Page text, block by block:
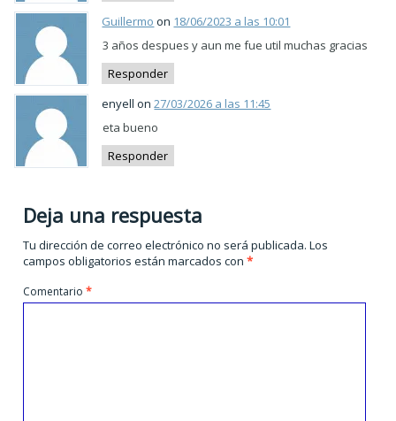
Guillermo on 18/06/2023 a las 10:01
3 años despues y aun me fue util muchas gracias
Responder
enyell on27/03/2026 a las 11:45
eta bueno
Responder
Deja una respuesta
Tu dirección de correo electrónico no será publicada. Los
campos obligatorios están marcados con*
Comentario*